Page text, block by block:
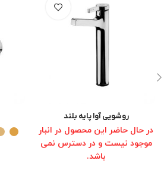
انتخاب گزینه ها
روشویی آوا پایه بلند
در حال حاضر این محصول در انبار
موجود نیست و در دسترس نمی
باشد.